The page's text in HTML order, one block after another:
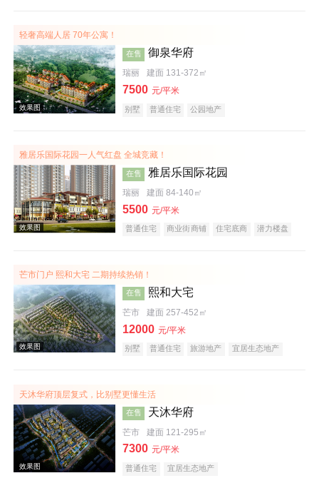
效果图
轻奢高端人居 70年公寓！
效果图
在售 御泉华府
瑞丽 建面 131-372㎡
7500 元/平米
别墅 普通住宅 公园地产
雅居乐国际花园一人气红盘 全城竞藏！
效果图
在售 雅居乐国际花园
瑞丽 建面 84-140㎡
5500 元/平米
普通住宅 商业街商铺 住宅底商
潜力楼盘
芒市门户 熙和大宅 二期持续热销！
在售 熙和大宅
芒市 建面 257-452㎡
12000 元/平米
别墅 普通住宅 旅游地产 宜居生态地产
天沐华府顶层复式，比别墅更懂生活
在售 天沐华府
芒市 建面 121-295㎡
7300 元/平米
普通住宅 宜居生态地产